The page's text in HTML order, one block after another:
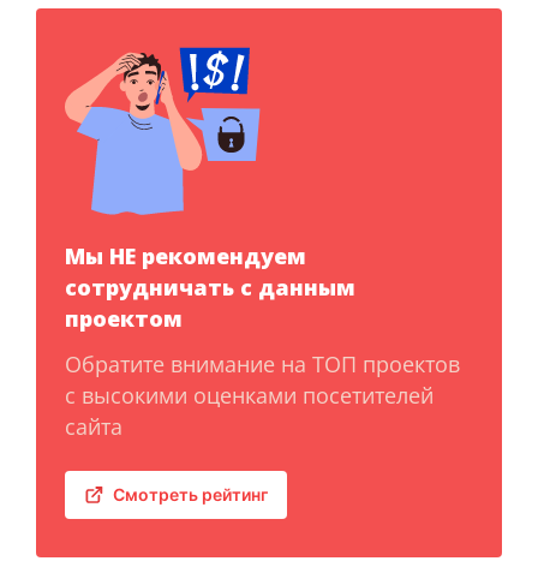
Мы НЕ рекомендуем
сотрудничать с данным
проектом
Обратите внимание на ТОП проектов
с высокими оценками посетителей
сайта
Смотреть рейтинг